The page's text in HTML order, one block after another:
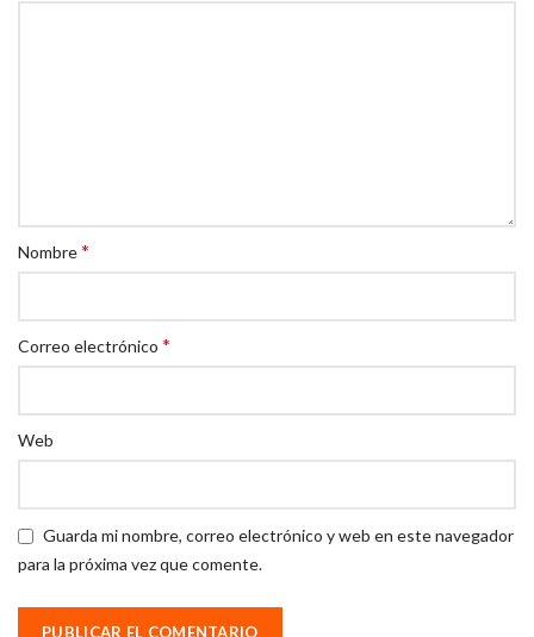
Nombre*
Correo electrónico *
Web
Guarda mi nombre, correo electrónico y web en este navegador
para la próxima vez que comente.